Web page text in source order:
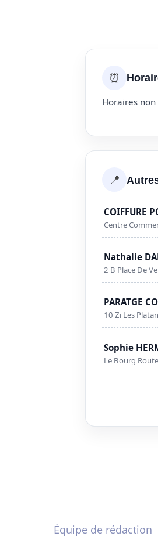
⏰
Horaires
📍
COIFFURE
Centre
Nathalie
2 B Place De
PARATGE
10 Zi Les
Sophie
Le Bourg
Équipe de rédaction